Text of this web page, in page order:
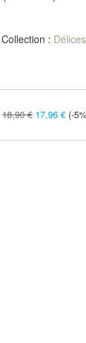
Collection :
18,90 € 17,96 € (-